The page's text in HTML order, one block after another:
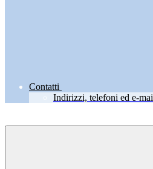
Contatti
Indirizzi, telefoni ed e-